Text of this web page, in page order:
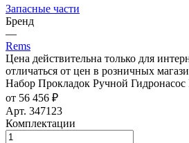
Запасные части
Бренд
—
Rems
Цена действительна только для
отличаться от цен в розничных
Набор Прокладок Ручной Гидронасос
от 56 456 ₽
Арт. 347123
Комплектации